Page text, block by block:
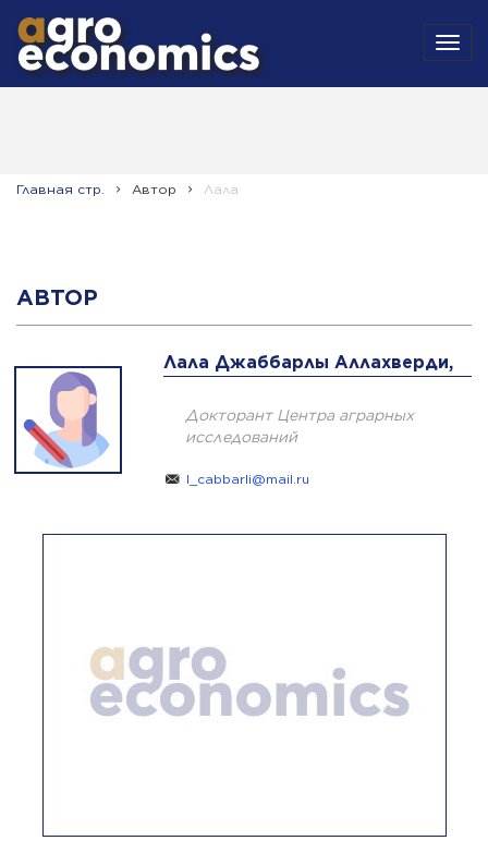
Главная стр. Автор Лала
АВТОР
Лала Джаббарлы Аллахверди,
Докторант Центра аграрных
исследований
l_cabbarli@mail.ru